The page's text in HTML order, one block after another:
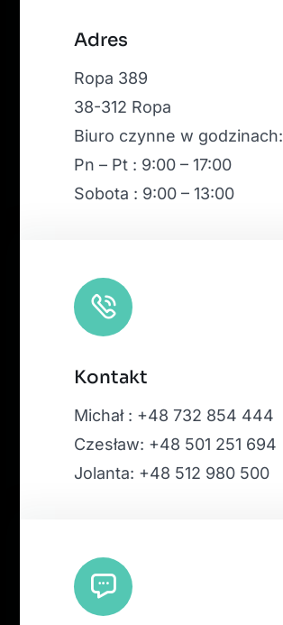
|Map tiles by
OpenStreetMap, under ODbL.
Adres
Ropa 389
38-312 Ropa
Biuro czynne w godzinach:
Pn – Pt : 9:00 – 17:00
Sobota : 9:00 – 13:00
Kontakt
Michał : +48 732 854 444
Czesław: +48 501 251 694
Jolanta: +48 512 980 500